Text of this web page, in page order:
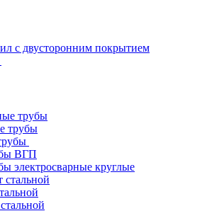
с двусторонним покрытием
трубы
ВГП
электросварные круглые